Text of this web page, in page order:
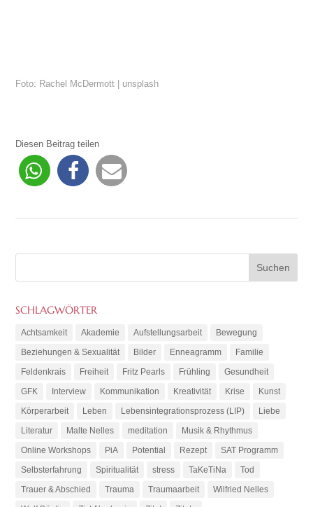
Foto: Rachel McDermott | unsplash
Diesen Beitrag teilen
SCHLAGWÖRTER
Achtsamkeit Akademie Aufstellungsarbeit
Bewegung
Beziehungen & Sexualität
Bilder Enneagramm
Familie
Feldenkrais
Freiheit Fritz Pearls Frühling
Gesundheit
GFK
Interview Kommunikation Kreativität Krise
Kunst
Körperarbeit
Leben Lebensintegrationsprozess (LIP)
Liebe
Literatur
Malte Nelles meditation
Musik & Rhythmus
Online Workshops
PiA Potential Rezept
SAT Programm
Selbsterfahrung
Spiritualität stress TaKeTiNa
Tod
Trauer & Abschied
Trauma Traumaarbeit
Wilfried Nelles